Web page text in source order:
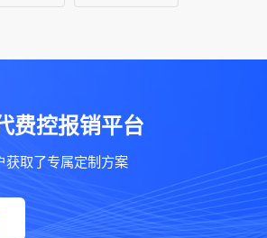
费控报销平台
获取了专属定制方案